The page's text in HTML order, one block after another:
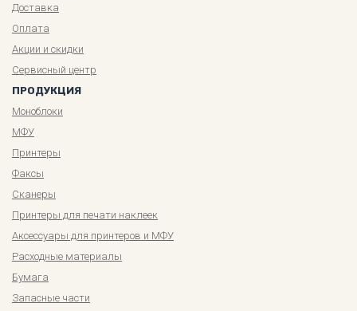
Доставка
Оплата
Акции и скидки
Сервисный центр
ПРОДУКЦИЯ
Моноблоки
МФУ
Принтеры
Факсы
Сканеры
Принтеры для печати наклеек
Аксессуары для принтеров и МФУ
Расходные материалы
Бумага
Запасные части